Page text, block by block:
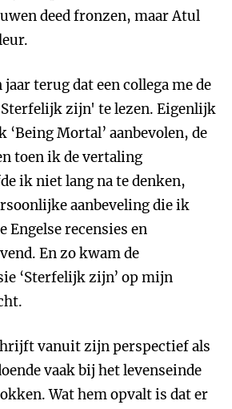
deed fronzen, maar Atul
terug dat een collega me de
zijn' te lezen. Eigenlijk
‘Being Mortal’ aanbevolen, de
toen ik de vertaling
ik niet lang na te denken,
aanbeveling die ik
Engelse recensies en
En zo kwam de
‘Sterfelijk zijn’ op mijn
vanuit zijn perspectief als
vaak bij het levenseinde
Wat hem opvalt is dat er